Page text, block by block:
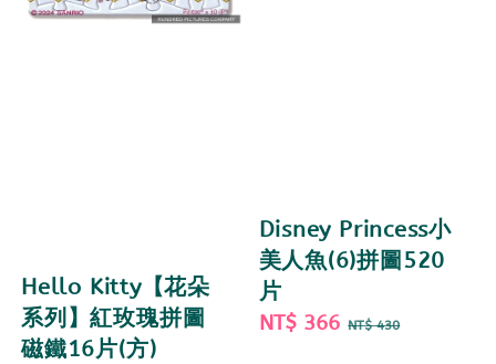
Hello Kitty【花朵
系列】紅玫瑰拼圖
磁鐵16片(方)
Disney Princess小
美人魚(6)拼圖520
片
Sale
NT$ 366 Regular
NT$ 430